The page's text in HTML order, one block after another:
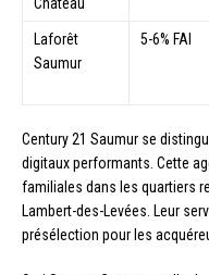
Laforêt
Saumur
5-6% FAI
Century 21 Saumur se
digitaux performants. Cette
familiales dans les quartiers
Lambert-des-Levées. Leur
présélection pour les